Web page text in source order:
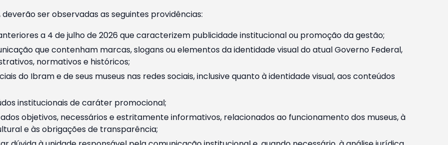
ser observadas as seguintes providências:
a 4 de julho de 2026 que caracterizem publicidade institucional ou promoção da gestão;
que contenham marcas, slogans ou elementos da identidade visual do atual Governo Federal,
normativos e históricos;
do Ibram e de seus museus nas redes sociais, inclusive quanto à identidade visual, aos conteúdos
institucionais de caráter promocional;
objetivos, necessários e estritamente informativos, relacionados ao funcionamento dos museus, à
e às obrigações de transparência;